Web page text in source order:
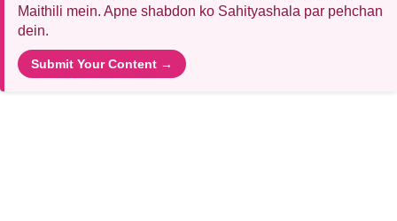
Maithili mein. Apne shabdon ko Sahityashala par pehchan
dein.
Submit Your Content →